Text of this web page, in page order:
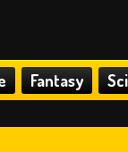
Fantasy